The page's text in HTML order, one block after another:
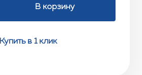
В корзину
Купить в 1 клик